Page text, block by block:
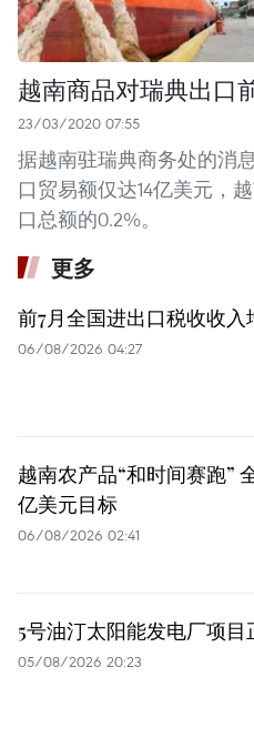
越南商品对瑞典出口
23/03/2020 07:55
据越南驻瑞典商务处的消
口贸易额仅达14亿美元，
口总额的0.2%。
更多
前7月全国进出口税收收入
06/08/2026 04:27
越南农产品“和时间赛跑”
亿美元目标
06/08/2026 02:41
5号油汀太阳能发电厂项目
05/08/2026 20:23